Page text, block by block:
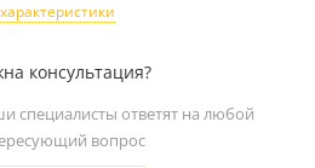
консультация?
специалисты ответят на любой
вопрос